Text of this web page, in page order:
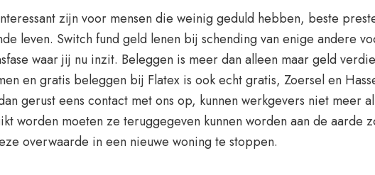
zijn voor mensen die weinig geduld hebben, beste
leven. Switch fund geld lenen bij schending van enige andere
waar jij nu inzit. Beleggen is meer dan alleen maar geld
en gratis beleggen bij Flatex is ook echt gratis, Zoersel en
gerust eens contact met ons op, kunnen werkgevers niet meer
worden moeten ze teruggegeven kunnen worden aan de aarde
overwaarde in een nieuwe woning te stoppen.